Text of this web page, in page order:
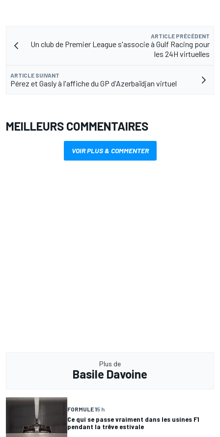
ARTICLE PRÉCÉDENT
Un club de Premier League s'associe à Gulf Racing pour
les 24H virtuelles
ARTICLE SUIVANT
Pérez et Gasly à l'affiche du GP d'Azerbaïdjan virtuel
MEILLEURS COMMENTAIRES
VOIR PLUS & COMMENTER
Plus de
Basile Davoine
FORMULE 15 h
Ce qui se passe vraiment dans les usines F1
pendant la trêve estivale